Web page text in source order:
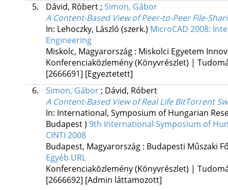
5.
Dávid, Róbert ; Simon, Gábor
A Content-Based View of Peer-to-Peer File-
In: Lehoczky, László (szerk.) MicroCAD 2008:
Engineering
Miskolc, Magyarország : Miskolci Egyetem
Konferenciaközlemény (Könyvrészlet) |
[2666691] [Egyeztetett]
6.
Simon, Gábor ; Dávid, Róbert
A Content-Based View of Real Life BitTorrent
In: International, Symposium of Hungarian
Budapest ) 9th International Symposium of
CINTI 2008
Budapest, Magyarország : Budapesti Műszaki
Egyéb URL
Konferenciaközlemény (Könyvrészlet) |
[2666692] [Admin láttamozott]